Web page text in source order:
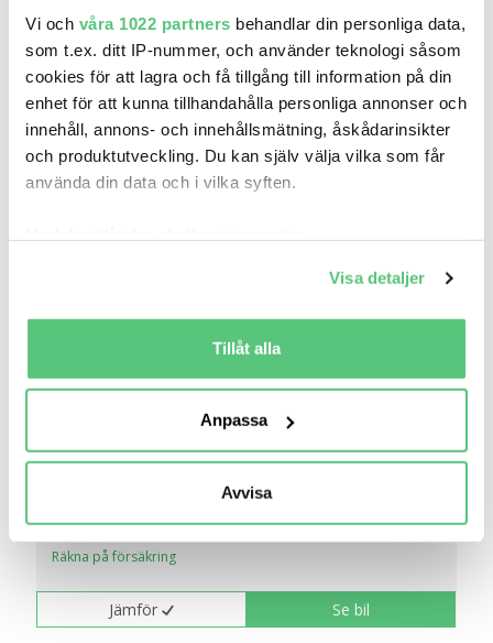
Vi och våra 1022 partners behandlar din personliga data,
som t.ex. ditt IP-nummer, och använder teknologi såsom
cookies för att lagra och få tillgång till information på din
enhet för att kunna tillhandahålla personliga annonser och
innehåll, annons- och innehållsmätning, åskådarinsikter
och produktutveckling. Du kan själv välja vilka som får
använda din data och i vilka syften.
som kan ha en noggrannhet på upp till flera meter
Identifiera din enhet genom att aktivt skanna den
för specifika kännetecken (fingeravtryck)
Ta reda på mer om hur dina personliga uppgifter
Du kan ändra eller dra tillbaka ditt samtycke när som
helst från cookie-förklaringen.
en säker - och trygg marknadsplats och för att kunna ge
att klicka på Tillåt alla godkänner du vår hantering av
Visa detaljer
Tillåt alla
Anpassa
Avvisa
Jämför Se bil
Volvo V90 Recharge T6 Core Edition
Beräkna månadskostnad
Bilmånsson Eslöv Volvohuset
Drivmedel:
Gratis historik (6)
Räkna på försäkring
Jämför Se bil